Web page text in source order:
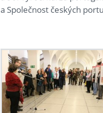
a Společnost českých